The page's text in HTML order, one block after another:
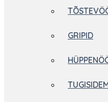
GRIPID